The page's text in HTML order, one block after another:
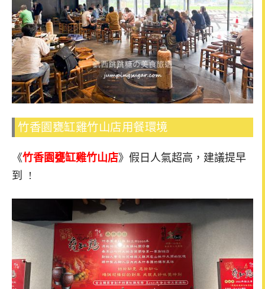
竹香園甕缸雞竹山店用餐環境
《竹香園甕缸雞竹山店》假日人氣超高，建議提早
到 !